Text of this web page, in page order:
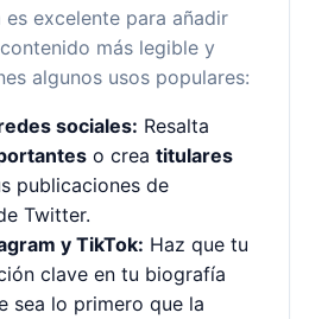
excelente para añadir
más legible y
algunos usos populares:
sociales: Resalta
o crea titulares
publicaciones de
Twitter.
y TikTok: Haz que tu
clave en tu biografía
sea lo primero que la